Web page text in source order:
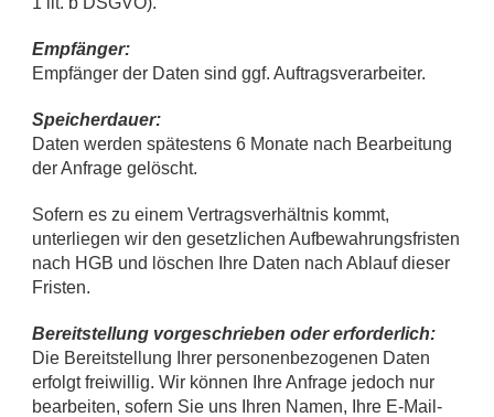
Empfänger:
Empfänger der Daten sind ggf. Auftragsverarbeiter.
Speicherdauer:
Daten werden spätestens 6 Monate nach Bearbeitung
der Anfrage gelöscht.
Sofern es zu einem Vertragsverhältnis kommt,
unterliegen wir den gesetzlichen Aufbewahrungsfristen
nach HGB und löschen Ihre Daten nach Ablauf dieser
Fristen.
Bereitstellung vorgeschrieben oder erforderlich:
Die Bereitstellung Ihrer personenbezogenen Daten
erfolgt freiwillig. Wir können Ihre Anfrage jedoch nur
bearbeiten, sofern Sie uns Ihren Namen, Ihre E-Mail-